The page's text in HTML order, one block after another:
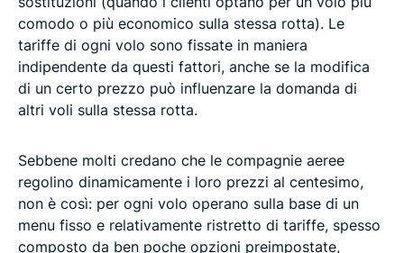
comodo o più economico sulla stessa rotta). Le
tariffe di ogni volo sono fissate in maniera
indipendente da questi fattori, anche se la modifica
di un certo prezzo può influenzare la domanda di
altri voli sulla stessa rotta.
Sebbene molti credano che le compagnie aeree
regolino dinamicamente i loro prezzi al centesimo,
non è così: per ogni volo operano sulla base di un
menu fisso e relativamente ristretto di tariffe, spesso
composto da ben poche opzioni preimpostate,